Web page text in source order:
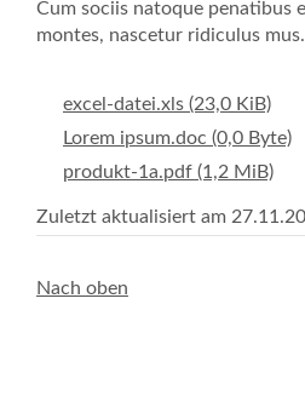
Cum sociis natoque penatibus
montes, nascetur ridiculus mus.
excel-datei.xls (23,0 KiB)
Lorem ipsum.doc (0,0 Byte)
produkt-1a.pdf (1,2 MiB)
Zuletzt aktualisiert am
Nach oben